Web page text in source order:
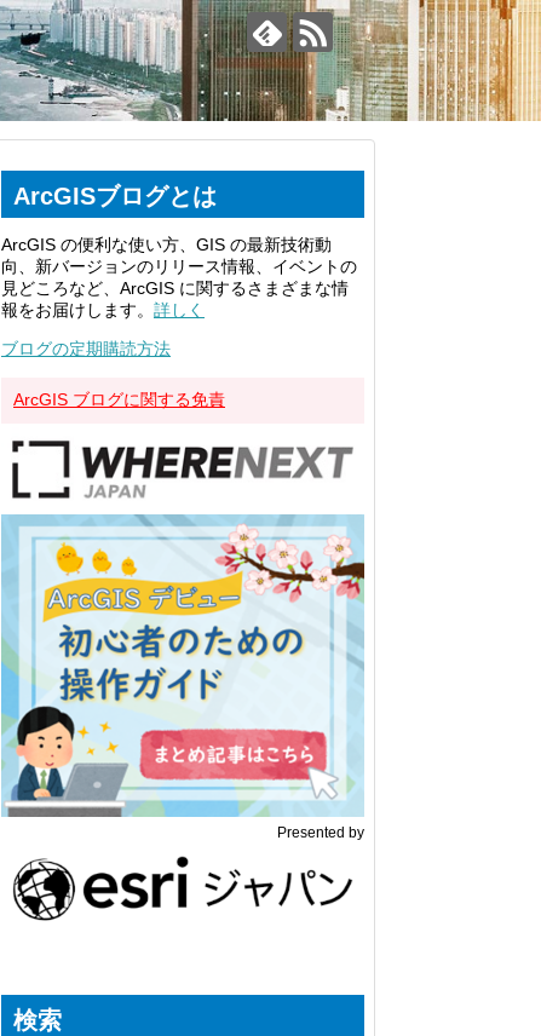
ArcGISブログとは
ArcGIS の便利な使い方、GIS の最新技術動
向、新バージョンのリリース情報、イベントの
見どころなど、ArcGIS に関するさまざまな情
報をお届けします。 詳しく
ブログの定期購読方法
ArcGIS ブログに関する免責
Presented by
検索